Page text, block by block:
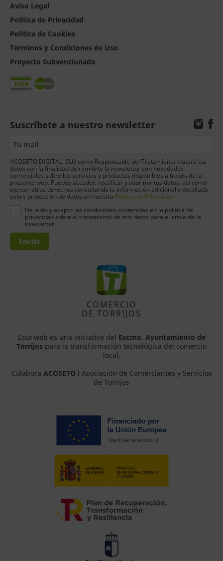
Aviso Legal
Política de Privacidad
Política de Cookies
Términos y Condiciones de Uso
Proyecto Subvencionado
Suscríbete a nuestro newsletter
ACOSETO DIGITAL, SLU como Responsable del Tratamiento tratará tus
datos con la finalidad de remitirte la newsletter con novedades
comerciales sobre los servicios y productos disponibles a través de la
presente web. Puedes acceder, rectificar y suprimir tus datos, así como
ejercer otros derechos consultando la información adicional y detallada
sobre protección de datos en nuestra Política de Privacidad
He leído y acepto las condiciones contenidas en la política de
privacidad sobre el tratamiento de mis datos para el envío de la
newsletter.
Enviar
COMERCIO
DE TORRIJOS
Esta web es una iniciativa del Excmo. Ayuntamiento de
Torrijos para la transformación tecnológica del comercio
local.
Colabora ACOSETO l Asociación de Comerciantes y Servicios
de Torrijos